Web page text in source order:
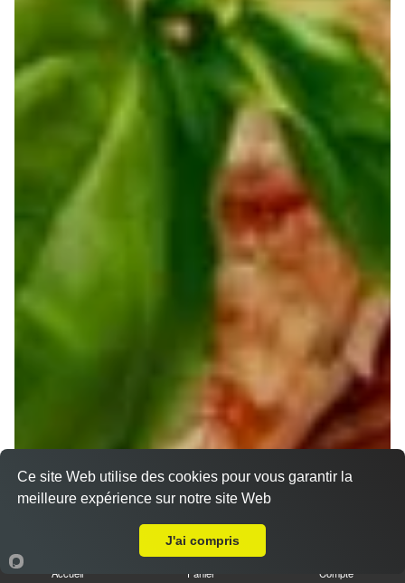
Nos Pizzas Senior
Accueil Panier Compte
Ce site Web utilise des cookies pour vous garantir la
meilleure expérience sur notre site Web
J'ai compris